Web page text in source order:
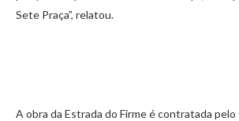
Sete Praça”, relatou.
A obra da Estrada do Firme é contratada